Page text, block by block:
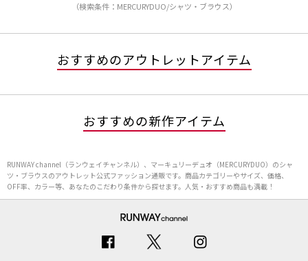
（検索条件：MERCURYDUO/シャツ・ブラウス）
おすすめのアウトレットアイテム
おすすめの新作アイテム
RUNWAY channel（ランウェイチャンネル）、マーキュリーデュオ（MERCURYDUO）のシャ
ツ・ブラウスのアウトレット公式ファッション通販です。商品カテゴリーやサイズ、価格、
OFF率、カラー等、あなたのこだわり条件から探せます。人気・おすすめ商品も満載！